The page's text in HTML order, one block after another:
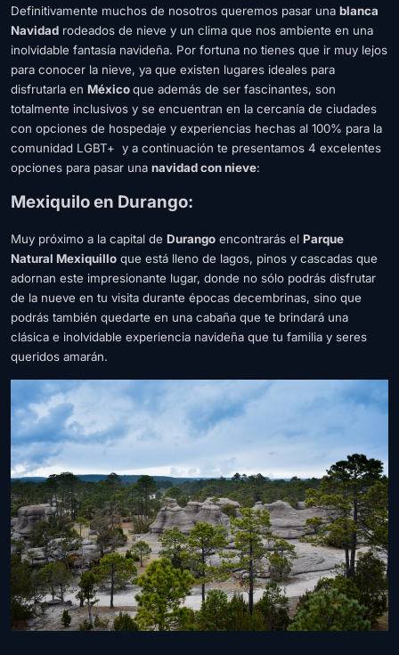
Definitivamente muchos de nosotros queremos pasar una blanca
Navidad rodeados de nieve y un clima que nos ambiente en una
inolvidable fantasía navideña. Por fortuna no tienes que ir muy lejos
para conocer la nieve, ya que existen lugares ideales para
disfrutarla en Méxicoque además de ser fascinantes, son
totalmente inclusivos y se encuentran en la cercanía de ciudades
con opciones de hospedaje y experiencias hechas al 100% para la
comunidad LGBT+ y a continuación te presentamos 4 excelentes
opciones para pasar una navidad con nieve:
Mexiquilo en Durango:
Muy próximo a la capital de Durango encontrarás el Parque
Natural Mexiquillo que está lleno de lagos, pinos y cascadas que
adornan este impresionante lugar, donde no sólo podrás disfrutar
de la nueve en tu visita durante épocas decembrinas, sino que
podrás también quedarte en una cabaña que te brindará una
clásica e inolvidable experiencia navideña que tu familia y seres
queridos amarán.